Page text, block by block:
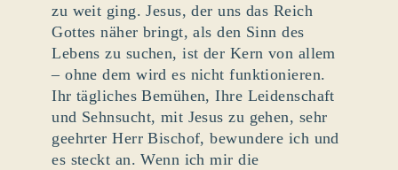
zu weit ging. Jesus, der uns das Reich
Gottes näher bringt, als den Sinn des
Lebens zu suchen, ist der Kern von allem
– ohne dem wird es nicht funktionieren.
Ihr tägliches Bemühen, Ihre Leidenschaft
und Sehnsucht, mit Jesus zu gehen, sehr
geehrter Herr Bischof, bewundere ich und
es steckt an. Wenn ich mir die